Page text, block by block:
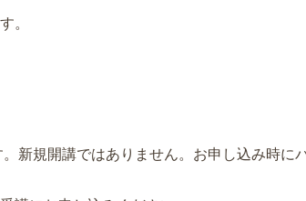
。
新規開講ではありません。お申し込み時に